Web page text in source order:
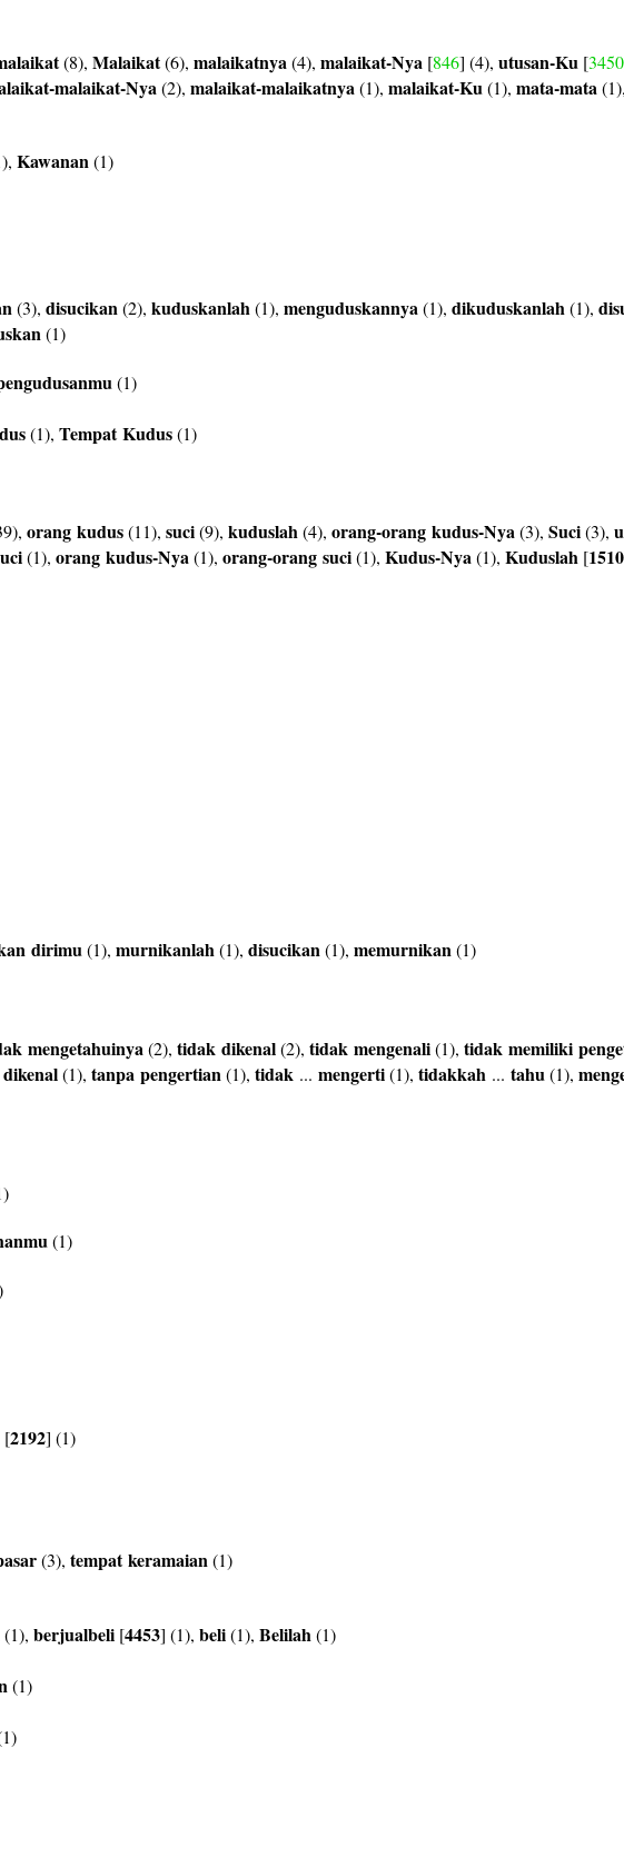
(8), Malaikat(6), malaikatnya(4), malaikat-Nya [846] (4), utusan-Ku [3450
malaikat-Nya(2), malaikat-malaikatnya(1), malaikat-Ku(1), mata-mata(1),
Kawanan(1)
(3), disucikan(2), kuduskanlah(1), menguduskannya(1), dikuduskanlah(1),
(1)
(1)
(1), Tempat Kudus(1)
orang kudus(11), suci(9), kuduslah(4), orang-orang kudus-Nya(3), Suci(3),
(1), orang kudus-Nya(1), orang-orang suci(1), Kudus-Nya(1), Kuduslah [1510
dirimu(1), murnikanlah(1), disucikan(1), memurnikan(1)
mengetahuinya(2), tidak dikenal(2), tidak mengenali(1), tidak memiliki
dikenal(1), tanpa pengertian(1), tidak ... mengerti(1), tidakkah ... tahu(1),
(1)
[2192] (1)
(3), tempat keramaian(1)
(1), berjualbeli [4453] (1), beli(1), Belilah(1)
(1)